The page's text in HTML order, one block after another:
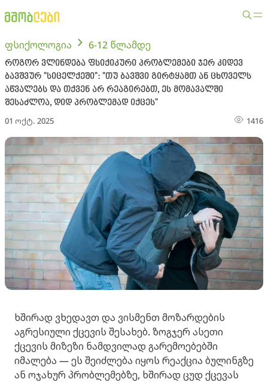
ფსიქოლოგია 6-12 წლამდე
როგორ ვლინდება ფსიქიკური პრობლემები ჯერ კიდევ
ბავშვურ "სიცელქეში": "თუ ბავშვი გირტყამთ ან ცხოველს
აწვალებს და თქვენ არ რეაგირებთ, ეს მომავალში
შესაძლოა, დიდ პრობლემად იქცეს"
01 ოქტ. 2025 1416
ხშირად ვხედავთ და ვისმენთ მოზარდების
აგრესიული ქცევის შესახებ. ზოგჯერ ასეთი
ქცევის მიზეზი ნამდვილად გარემოებებში
იმალება — ეს შეიძლება იყოს რეაქცია ბულინგზე
ან ოჯახურ პრობლემებზე, ხშირად ცუდ ქცევას